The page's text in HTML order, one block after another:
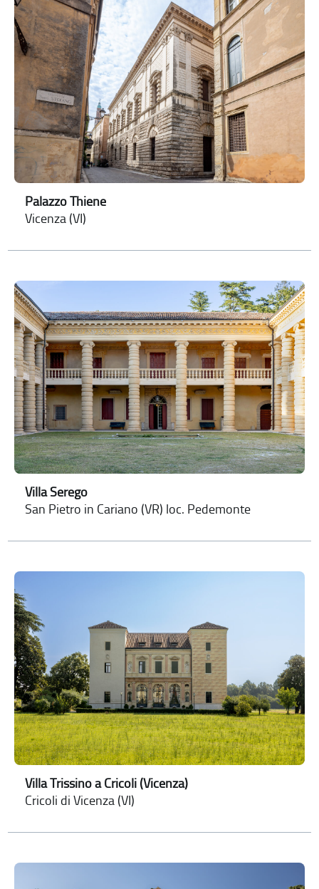
Palazzo Thiene
Vicenza (VI)
Villa Serego
San Pietro in Cariano (VR) loc. Pedemonte
Villa Trissino a Cricoli (Vicenza)
Cricoli di Vicenza (VI)